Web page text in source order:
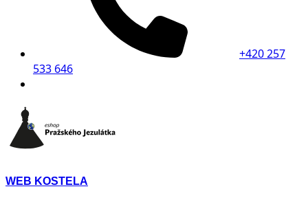
+420 257
533 646
WEB KOSTELA